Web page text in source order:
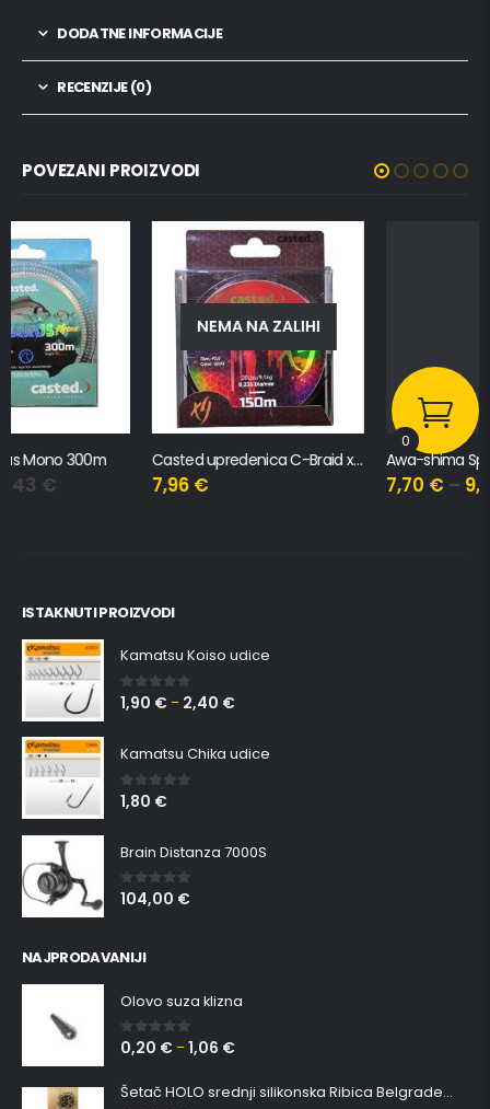
DODATNE INFORMACIJE
RECENZIJE (0)
POVEZANI PROIZVODI
NEMA NA ZALIHI
Casted upredenica C-Braid x4, 150m, 0.285mm, 12.3kg
7,96
Awa-shima Special Dorada 300m
€
ISTAKNUTI PROIZVODI
Kamatsu Koiso udice
0 out of 5
1,90 € – 2,40 €
Kamatsu Chika udice
0 out of 5
1,80 €
Brain Distanza 7000S
0out of 5
104,00 €
NAJPRODAVANIJI
Olovo suza klizna
0 out of 5
0,20 € –1,06 €
Šetač HOLO srednji silikonska Ribica Belgrade Walker
0